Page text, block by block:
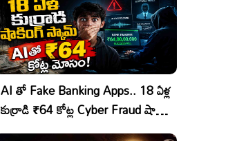
AI తో Fake Banking Apps.. 18 ఏళ్ల
కుర్రాడి ₹64 కోట్ల Cyber Fraud షాకింగ్
ఆపరేషన్!